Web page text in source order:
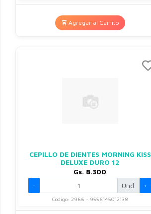
Agregar al Carrito
CEPILLO DE DIENTES MORNING KISS
DELUXE DURO 12
Gs. 8.300
-
Und. +
Codigo: 2966 - 9556145012138